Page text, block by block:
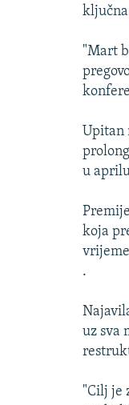
ključna
"Mart
Upitan
u
koja
.
uz sva
"Cilj je